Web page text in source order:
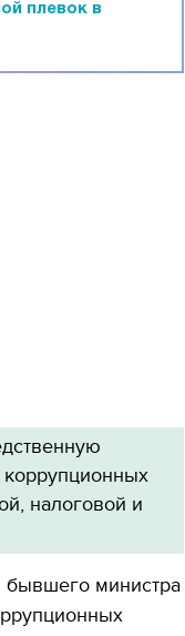
плевок в
налоговой и
бывшего министра